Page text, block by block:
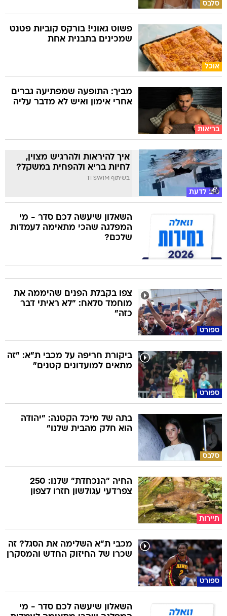
סלבס
אוכל
פשוט גאוני! בורקס קוביות פטנט
שמכינים בתבנית אחת
בריאות
מביך: התופעה שמפתיעה גברים
אחרי אימון ואיש לא מדבר עליה
טוב לדעת
איך להיראות ולהרגיש מצוין,
לחיות בריא ולהפחית במשקל?
בשיתוף TI SWIM
השאלון שיעשה לכם סדר - מי
המפלגה שהכי מתאימה לעמדות
שלכם?
ספורט
צפו בקבלת הפנים שהיממה את
מוחמד סלאח: "לא ראיתי דבר
כזה"
ספורט
ביקורת חריפה על מכבי ת"א: "זה
מתאים למועדונים קטנים"
סלבס
בתה של מיכל הקטנה: "יהודה
הוא חלק מהבית שלנו"
תיירות
החיה "הנכחדת" שלנו: 250
צפרדעי עגולשון חזרו לצפון
ספורט
מכבי ת"א השלימה את הסגל? זה
שכרו של החיזוק החדש והמסקרן
השאלון שיעשה לכם סדר - מי